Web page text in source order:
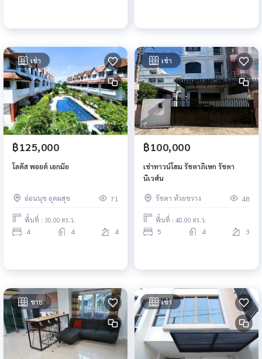
เช่า
฿125,000
โลตัส พอยต์ เอกมัย
อ่อนนุช อุดมสุข 71
พื้นที่ : 30.00 ตร.ว.
4 4 4
เช่า
฿100,000
เช่าทาวน์โฮม รัชดาภิเษก รัชดา
นิเวศ์น
รัชดา ห้วยขวาง 48
พื้นที่ : 40.00 ตร.ว.
5 4 3
ขาย เช่า